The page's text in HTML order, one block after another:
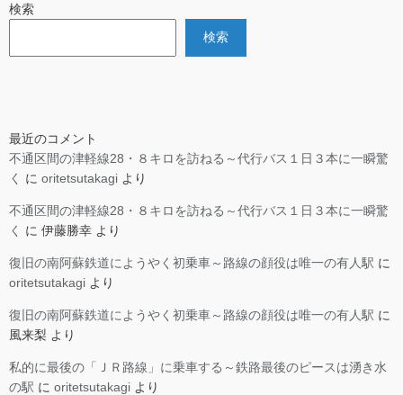
検索
検索
最近のコメント
不通区間の津軽線28・８キロを訪ねる～代行バス１日３本に一瞬驚
く
に oritetsutakagi より
不通区間の津軽線28・８キロを訪ねる～代行バス１日３本に一瞬驚
く
に 伊藤勝幸 より
復旧の南阿蘇鉄道にようやく初乗車～路線の顔役は唯一の有人駅 に
oritetsutakagi より
復旧の南阿蘇鉄道にようやく初乗車～路線の顔役は唯一の有人駅 に
風来梨 より
私的に最後の「ＪＲ路線」に乗車する～鉄路最後のピースは湧き水
の駅 に oritetsutakagi より